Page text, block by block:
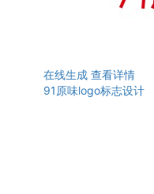
在线生成 查看详情
91原味logo标志设计